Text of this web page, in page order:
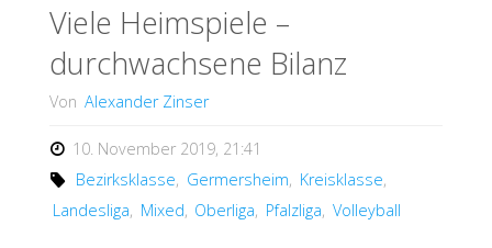
leider
nicht
alle
Punkte"
Viele Heimspiele –
durchwachsene Bilanz
Von Alexander Zinser
10. November 2019, 21:41
Bezirksklasse, Germersheim, Kreisklasse,
Landesliga, Mixed, Oberliga, Pfalzliga, Volleyball